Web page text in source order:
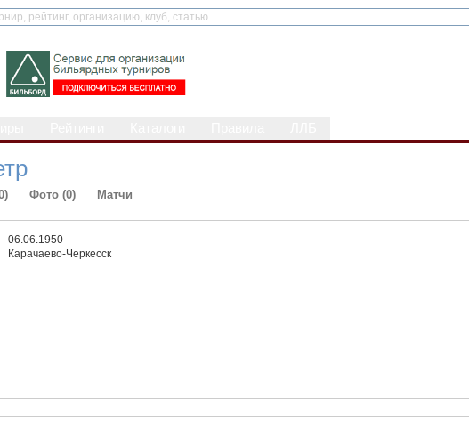
Фото (0) Матчи
06.06.1950
Карачаево-Черкесск